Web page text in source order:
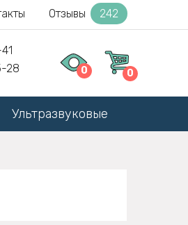
Отзывы 242
28
0 0
Ультразвуковые